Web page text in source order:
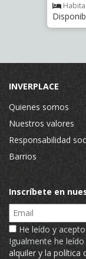
INVERPLACE
Quienes somos
Nuestros valores
Responsabilidad
Barrios
Inscríbete en
Email
He leído y
Igualmente he
alquiler y la política